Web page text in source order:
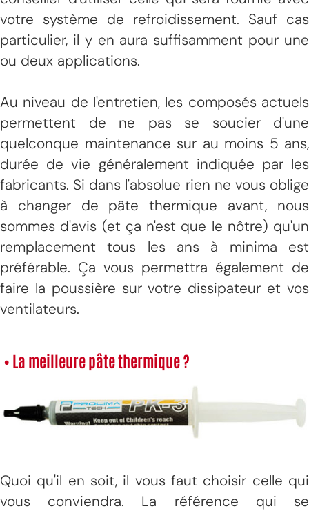
votre système de refroidissement. Sauf cas
particulier, il y en aura suffisamment pour une
ou deux applications.
Au niveau de l'entretien, les composés actuels
permettent de ne pas se soucier d'une
quelconque maintenance sur au moins 5 ans,
durée de vie généralement indiquée par les
fabricants. Si dans l'absolue rien ne vous oblige
à changer de pâte thermique avant, nous
sommes d'avis (et ça n'est que le nôtre) qu'un
remplacement tous les ans à minima est
préférable. Ça vous permettra également de
faire la poussière sur votre dissipateur et vos
ventilateurs.
• La meilleure pâte thermique ?
Quoi qu'il en soit, il vous faut choisir celle qui
vous conviendra. La référence qui se